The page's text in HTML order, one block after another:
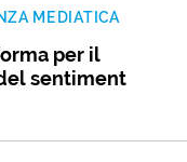
MEDIATICA
per il
sentiment